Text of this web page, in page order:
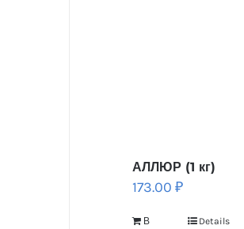
АЛЛЮР (1 кг)
173.00₽
В
Details